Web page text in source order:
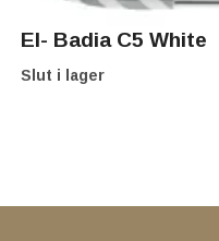
El- Badia C5 White
Slut i lager